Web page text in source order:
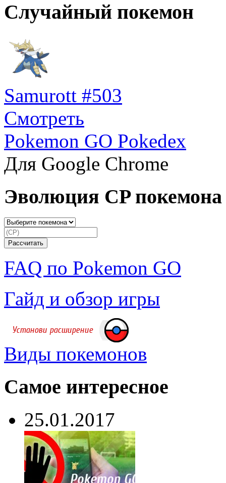
Случайный покемон
Samurott #503
Смотреть
Pokemon GO Pokedex
Для Google Chrome
Эволюция CP покемона
FAQ по Pokemon GO
Гайд и обзор игры
Виды покемонов
Самое интересное
25.01.2017